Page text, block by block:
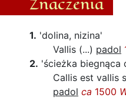
1. 'dolina, nizina'
Vallis (...) padol
2. 'ścieżka biegnąca
Callis est vallis
padol ca 1500